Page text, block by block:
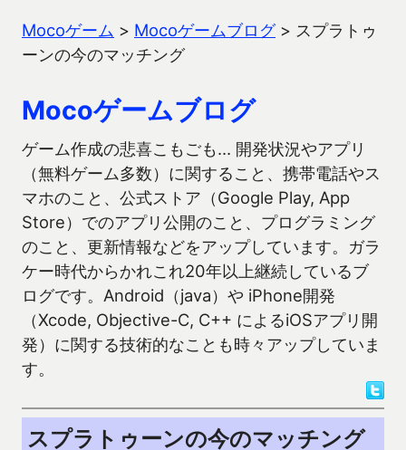
Mocoゲーム > Mocoゲームブログ> スプラトゥ
ーンの今のマッチング
Mocoゲームブログ
ゲーム作成の悲喜こもごも… 開発状況やアプリ
（無料ゲーム多数）に関すること、携帯電話やス
マホのこと、公式ストア（Google Play, App
Store）でのアプリ公開のこと、プログラミング
のこと、更新情報などをアップしています。ガラ
ケー時代からかれこれ20年以上継続しているブ
ログです。Android（java）や iPhone開発
（Xcode, Objective-C, C++ によるiOSアプリ開
発）に関する技術的なことも時々アップしていま
す。
スプラトゥーンの今のマッチング